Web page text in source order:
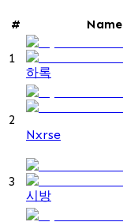
# Name
1
하록
2
Nxrse
3
시방